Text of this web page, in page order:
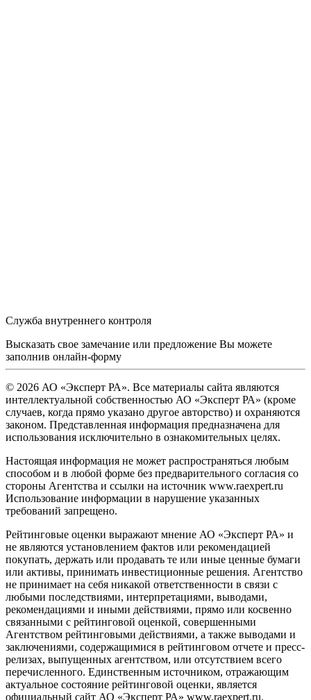
Служба внутреннего контроля
Высказать свое замечание или предложение Вы можете
заполнив онлайн-форму
© 2026 АО «Эксперт РА». Все материалы сайта являются
интеллектуальной собственностью АО «Эксперт РА» (кроме
случаев, когда прямо указано другое авторство) и охраняются
законом. Представленная информация предназначена для
использования исключительно в ознакомительных целях.
Настоящая информация не может распространяться любым
способом и в любой форме без предварительного согласия со
стороны Агентства и ссылки на источник www.raexpert.ru
Использование информации в нарушение указанных
требований запрещено.
Рейтинговые оценки выражают мнение АО «Эксперт РА» и
не являются установлением фактов или рекомендацией
покупать, держать или продавать те или иные ценные бумаги
или активы, принимать инвестиционные решения. Агентство
не принимает на себя никакой ответственности в связи с
любыми последствиями, интерпретациями, выводами,
рекомендациями и иными действиями, прямо или косвенно
связанными с рейтинговой оценкой, совершенными
Агентством рейтинговыми действиями, а также выводами и
заключениями, содержащимися в рейтинговом отчете и пресс-
релизах, выпущенных агентством, или отсутствием всего
перечисленного. Единственным источником, отражающим
актуальное состояние рейтинговой оценки, является
официальный сайт АО «Эксперт РА» www.raexpert.ru.